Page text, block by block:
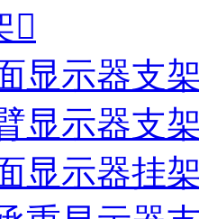

显示器支
显示器支
显示器挂